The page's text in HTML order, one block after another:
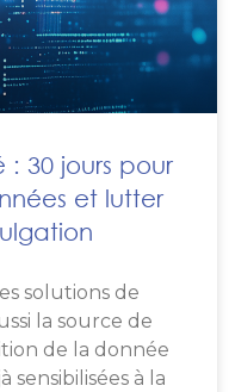
: 30 jours pour
et lutter
solutions de
la source de
de la donnée
sensibilisées à la